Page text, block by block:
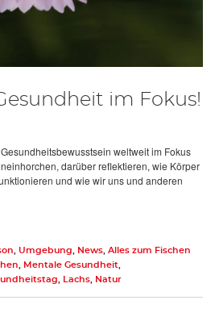
im Fokus!
weltweit im Fokus
darüber reflektieren, wie Körper
und wie wir uns und anderen
Umgebung News Alles zum Fischen
Mentale Gesundheit
Lachs Natur